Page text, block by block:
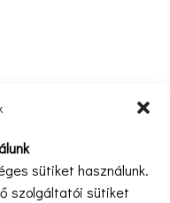
sütiket használunk.
szolgáltatói sütiket
cikkekben,
kizárólag tájákoztató
szolgálnak.